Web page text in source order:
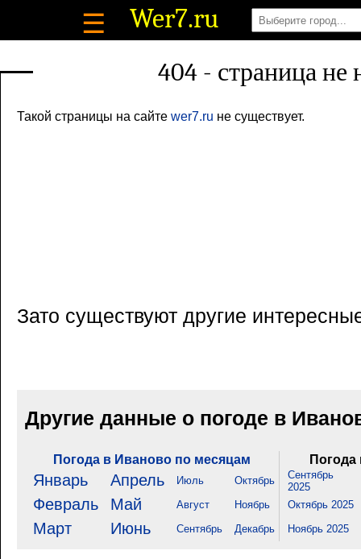
☰ Wer7.ru
404 - страница не
Такой страницы на сайте wer7.ru не существует.
Зато существуют другие
Другие данные о погоде в
Погода в Иваново по месяцам Погода
Январь Апрель Июль Октябрь
Сентябрь
2025
Февраль Май Август Ноябрь Октябрь 2025
Март Июнь Сентябрь Декабрь Ноябрь 2025